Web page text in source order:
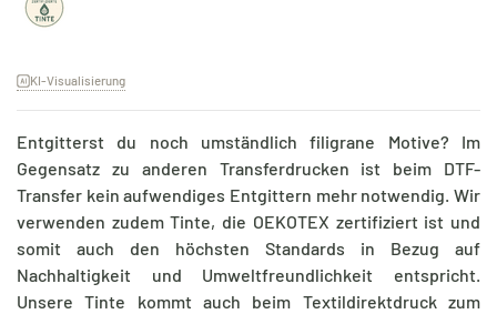
KI-Visualisierung
Entgitterst du noch umständlich filigrane Motive? Im
Gegensatz zu anderen Transferdrucken ist beim DTF-
Transfer kein aufwendiges Entgittern mehr notwendig. Wir
verwenden zudem Tinte, die OEKOTEX zertifiziert ist und
somit auch den höchsten Standards in Bezug auf
Nachhaltigkeit und Umweltfreundlichkeit entspricht.
Unsere Tinte kommt auch beim Textildirektdruck zum